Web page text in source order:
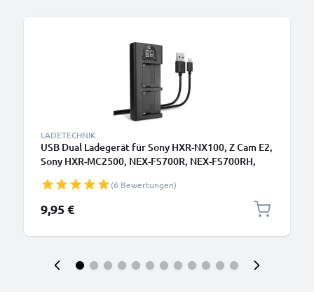
LADETECHNIK
USB Dual Ladegerät für Sony HXR-NX100, Z Cam E2,
Sony HXR-MC2500, NEX-FS700R, NEX-FS700RH,
(6 Bewertungen)
9,95 €